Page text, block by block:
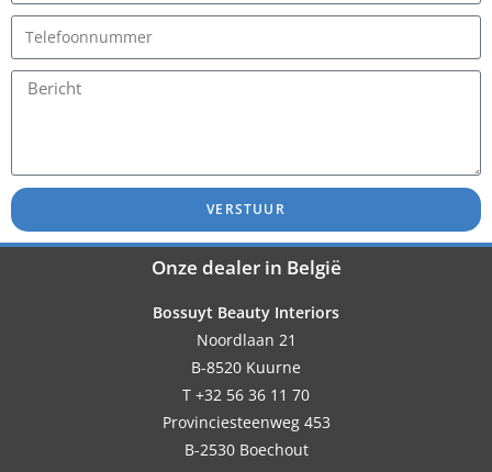
VERSTUUR
Onze dealer in België
Bossuyt Beauty Interiors
Noordlaan 21
B-8520 Kuurne
T +32 56 36 11 70
Provinciesteenweg 453
B-2530 Boechout